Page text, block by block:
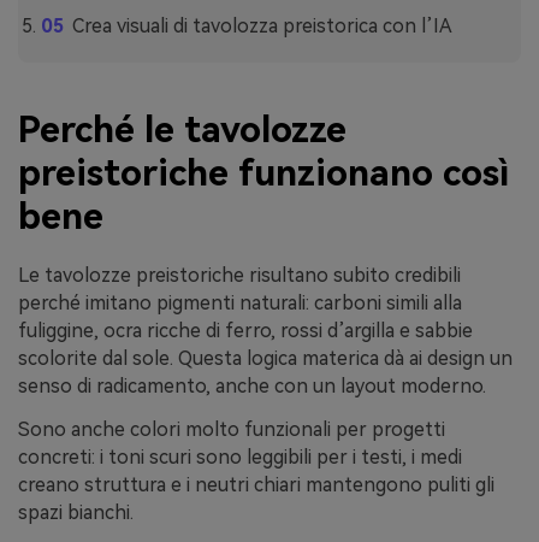
Crea visuali di tavolozza preistorica con l’IA
Perché le tavolozze
preistoriche funzionano così
bene
Le tavolozze preistoriche risultano subito credibili
perché imitano pigmenti naturali: carboni simili alla
fuliggine, ocra ricche di ferro, rossi d’argilla e sabbie
scolorite dal sole. Questa logica materica dà ai design un
senso di radicamento, anche con un layout moderno.
Sono anche colori molto funzionali per progetti
concreti: i toni scuri sono leggibili per i testi, i medi
creano struttura e i neutri chiari mantengono puliti gli
spazi bianchi.